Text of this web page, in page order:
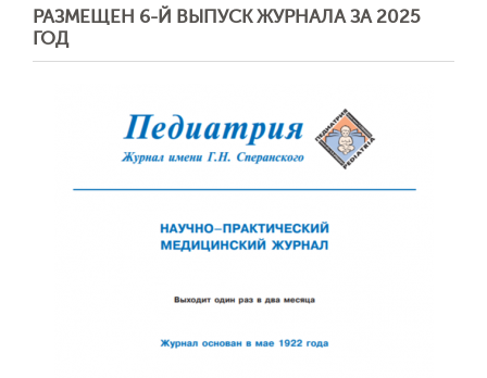
РАЗМЕЩЕН 6-Й ВЫПУСК ЖУРНАЛА ЗА 2025
ГОД
Обратная